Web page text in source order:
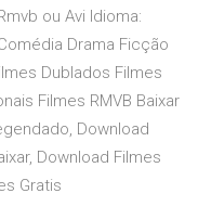
ou Avi Idioma:
Drama Ficção
Dublados Filmes
Filmes RMVB Baixar
Download
Download Filmes
Gratis